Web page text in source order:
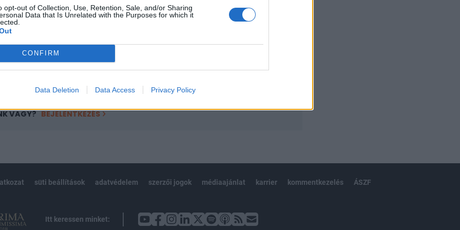
opt-out of Collection, Use, Retention, Sale, and/or Sharing
Data that Is Unrelated with the Purposes for which it
CONFIRM
Data Deletion Data Access Privacy Policy
tartalmazza:
cikkarchívum
elmúlt 2 év napon belüli
VAGY? BEJELENTKEZÉS
süti beállítások adatvédelem szerzői jogok médiaajánlat karrier kommentkezelés ÁSZF
Itt keressen minket: